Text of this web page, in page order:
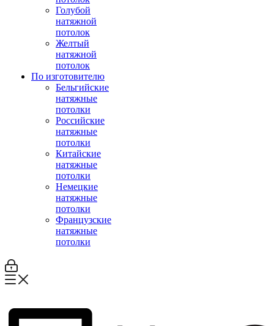
Голубой
натяжной
потолок
Желтый
натяжной
потолок
По изготовителю
Бельгийские
натяжные
потолки
Российские
натяжные
потолки
Китайские
натяжные
потолки
Немецкие
натяжные
потолки
Французские
натяжные
потолки